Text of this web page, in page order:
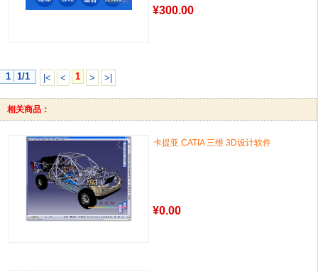
¥300.00
1 1/1 |< < 1 > >|
相关商品：
卡提亚 CATIA 三维 3D设计软件
¥0.00